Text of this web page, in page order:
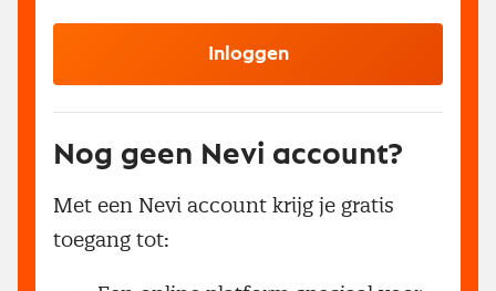
Inloggen
Nog geen Nevi account?
Met een Nevi account krijg je gratis
toegang tot: